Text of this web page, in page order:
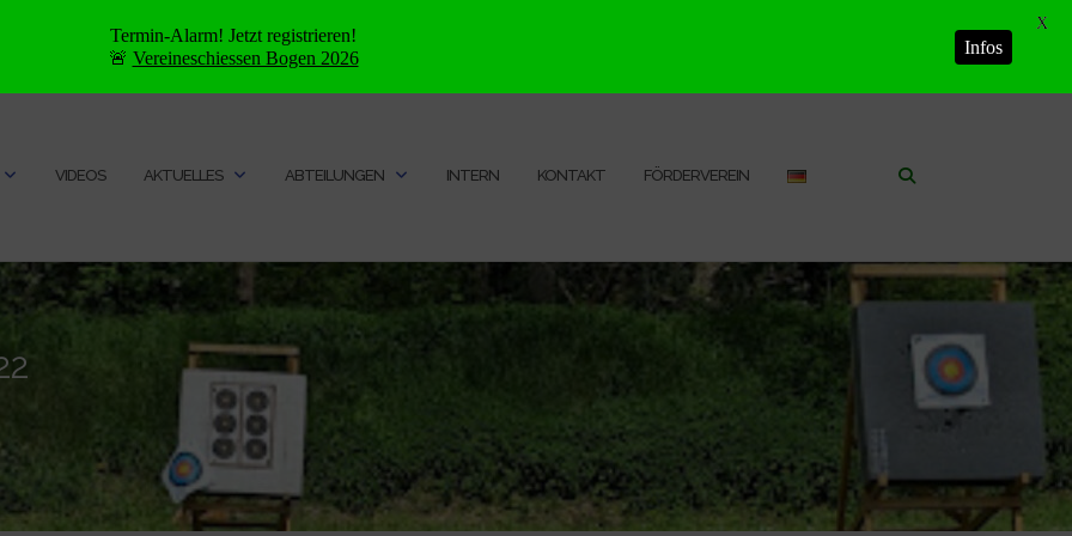
VIDEOS AKTUELLES ABTEILUNGEN INTERN KONTAKT FÖRDERVEREIN
Termin-Alarm! Jetzt registrieren!
🚨 Vereineschiessen Bogen 2026
Infos
X